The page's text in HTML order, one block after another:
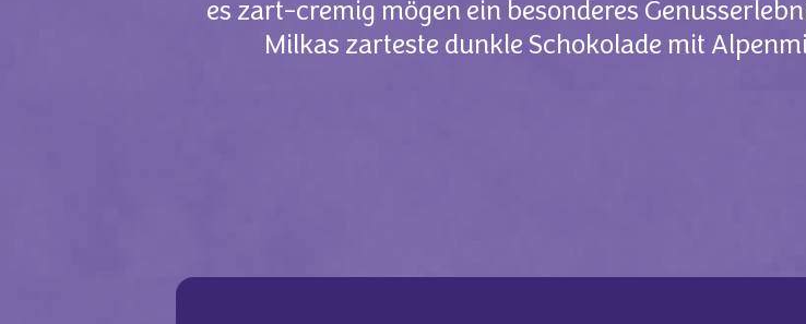
es zart-cremig mögen ein besonderes
Milkas zarteste dunkle Schokolade mit